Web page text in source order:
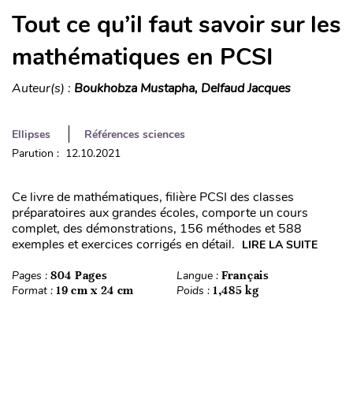
Tout ce qu’il faut savoir sur les
mathématiques en PCSI
Auteur(s) : Boukhobza Mustapha, Delfaud Jacques
Ellipses
Références sciences
Parution : 12.10.2021
Ce livre de mathématiques, filière PCSI des classes
préparatoires aux grandes écoles, comporte un cours
complet, des démonstrations, 156 méthodes et 588
exemples et exercices corrigés en détail. LIRE LA SUITE
Pages : 804 Pages Langue : Français
Format : 19 cm x 24 cm Poids : 1,485 kg